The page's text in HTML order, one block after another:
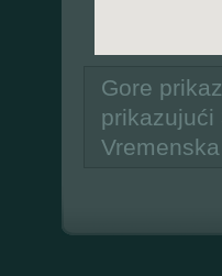
Gore
prikazujući